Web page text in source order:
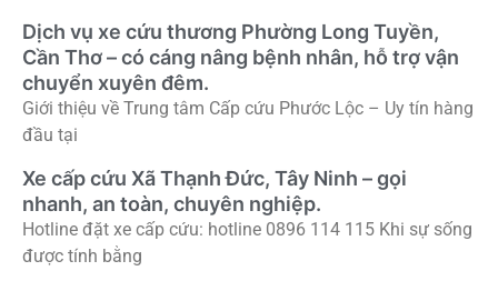
Dịch vụ xe cứu thương Phường Long Tuyền,
Cần Thơ – có cáng nâng bệnh nhân, hỗ trợ vận
chuyển xuyên đêm.
Giới thiệu về Trung tâm Cấp cứu Phước Lộc – Uy tín hàng
đầu tại
Xe cấp cứu Xã Thạnh Đức, Tây Ninh – gọi
nhanh, an toàn, chuyên nghiệp.
Hotline đặt xe cấp cứu: hotline 0896 114 115 Khi sự sống
được tính bằng